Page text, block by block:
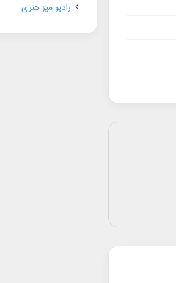
رادیو میز هنری